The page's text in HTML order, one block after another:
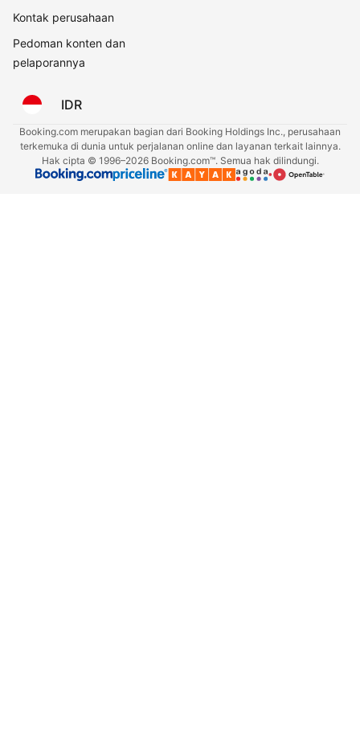
Kontak perusahaan
Pedoman konten dan
pelaporannya
IDR
Booking.com merupakan bagian dari Booking Holdings Inc., perusahaan
terkemuka di dunia untuk perjalanan online dan layanan terkait lainnya.
Hak cipta © 1996–2026 Booking.com™. Semua hak dilindungi.